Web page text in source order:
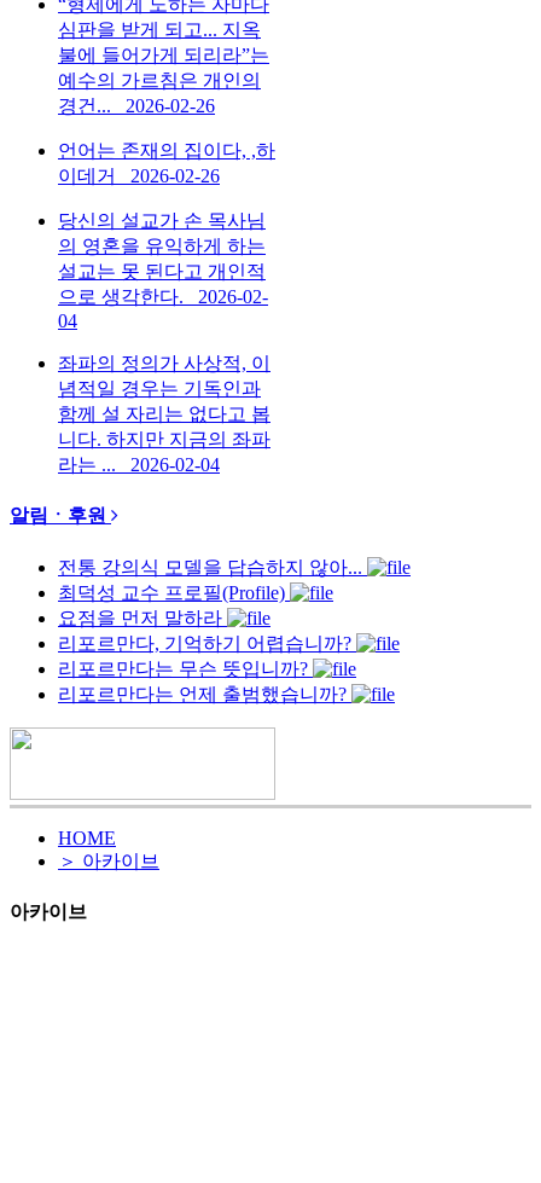
“형제에게 노하는 자마다
심판을 받게 되고... 지옥
불에 들어가게 되리라”는
예수의 가르침은 개인의
경건...
2026-02-26
언어는 존재의 집이다, ,하
이데거
2026-02-26
당신의 설교가 손 목사님
의 영혼을 유익하게 하는
설교는 못 된다고 개인적
으로 생각한다.
2026-02-
04
좌파의 정의가 사상적, 이
념적일 경우는 기독인과
함께 설 자리는 없다고 봅
니다. 하지만 지금의 좌파
라는 ...
2026-02-04
알림ㆍ후원
전통 강의식 모델을 답습하지 않아...
최덕성 교수 프로필(Profile)
요점을 먼저 말하라
리포르만다, 기억하기 어렵습니까?
리포르만다는 무슨 뜻입니까?
리포르만다는 언제 출범했습니까?
HOME
＞ 아카이브
아카이브